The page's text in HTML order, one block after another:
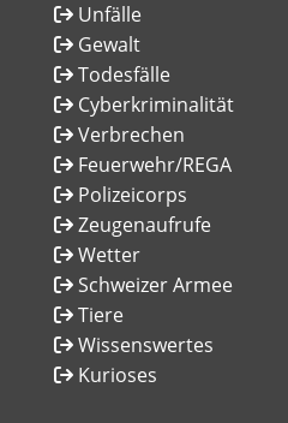
Unfälle
Gewalt
Todesfälle
Cyberkriminalität
Verbrechen
Feuerwehr/REGA
Polizeicorps
Zeugenaufrufe
Wetter
Schweizer Armee
Tiere
Wissenswertes
Kurioses